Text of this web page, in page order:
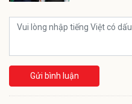
Gửi bình luận